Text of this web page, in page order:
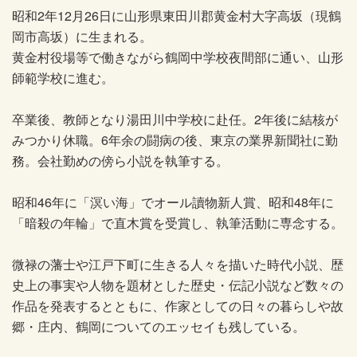
昭和2年12月26日に山形県東田川郡黄金村大字高坂（現鶴
岡市高坂）に生まれる。
黄金村役場等で働きながら鶴岡中学校夜間部に通い、山形
師範学校に進む。
卒業後、教師となり湯田川中学校に赴任。2年後に結核が
みつかり休職。6年余の闘病の後、東京の業界新聞社に勤
務。会社勤めの傍ら小説を執筆する。
昭和46年に「溟い海」でオール讀物新人賞、昭和48年に
「暗殺の年輪」で直木賞を受賞し、執筆活動に専念する。
微禄の藩士や江戸下町に生きる人々を描いた時代小説、歴
史上の事実や人物を題材とした歴史・伝記小説など数々の
作品を発表するとともに、作家としての日々の暮らしや故
郷・庄内、鶴岡についてのエッセイも残している。